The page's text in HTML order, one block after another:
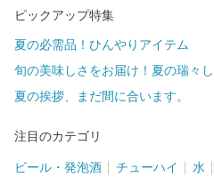
ピックアップ特集
夏の必需品！ひんやりアイテム
旬の美味しさをお届け！夏の瑞々
夏の挨拶、まだ間に合います。
注目のカテゴリ
ビール・発泡酒 チューハイ 水